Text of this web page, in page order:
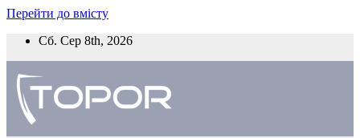
Перейти до вмісту
Сб. Сер 8th, 2026